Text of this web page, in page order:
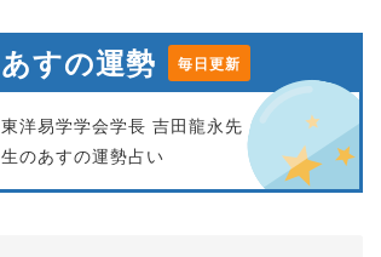
あすの運勢 毎日更新
東洋易学学会学長 吉田龍永先
生のあすの運勢占い